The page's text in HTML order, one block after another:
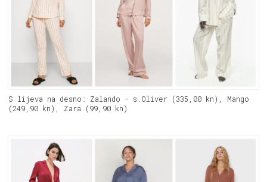
S lijeva na desno: Zalando - s.Oliver (335,00 kn), Mango
(249,90 kn), Zara (99,90 kn)